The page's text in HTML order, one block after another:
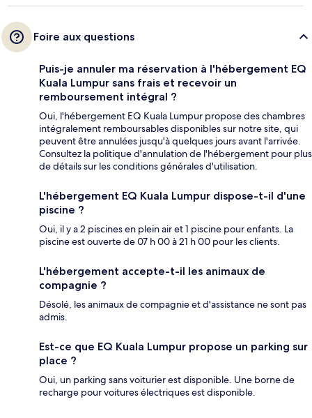
Foire aux questions
Puis-je annuler ma réservation à l'hébergement EQ
Kuala Lumpur sans frais et recevoir un
remboursement intégral ?
Oui, l'hébergement EQ Kuala Lumpur propose des chambres
intégralement remboursables disponibles sur notre site, qui
peuvent être annulées jusqu'à quelques jours avant l'arrivée.
Consultez la politique d'annulation de l'hébergement pour plus
de détails sur les conditions générales d'utilisation.
L'hébergement EQ Kuala Lumpur dispose-t-il d'une
piscine ?
Oui, il y a 2 piscines en plein air et 1 piscine pour enfants. La
piscine est ouverte de 07 h 00 à 21 h 00 pour les clients.
L'hébergement accepte-t-il les animaux de
compagnie ?
Désolé, les animaux de compagnie et d'assistance ne sont pas
admis.
Est-ce que EQ Kuala Lumpur propose un parking sur
place ?
Oui, un parking sans voiturier est disponible. Une borne de
recharge pour voitures électriques est disponible.